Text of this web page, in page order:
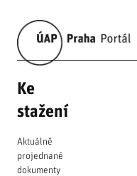
Ke
stažení
Aktuálně
projednané
dokumenty